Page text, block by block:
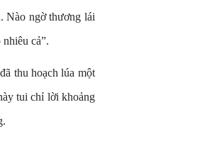
Nào ngờ thương lái
cả”.
thu hoạch lúa một
tui chỉ lời khoảng